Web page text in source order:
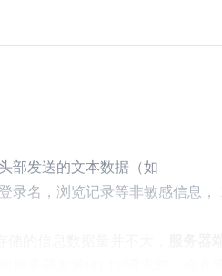
头部发送的文本数据（如
录名，浏览记录等非敏感信息，